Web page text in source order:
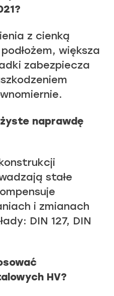
z cienką
większa
zabezpiecza
naprawdę
stałe
i zmianach
DIN 127, DIN
HV?